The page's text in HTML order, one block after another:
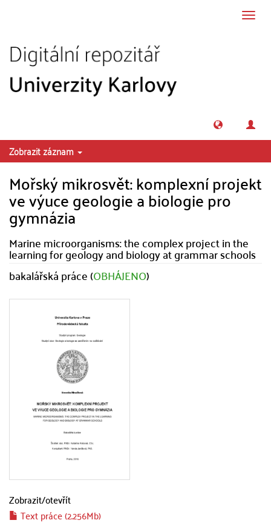
Zobrazit záznam
Mořský mikrosvět: komplexní projekt
ve výuce geologie a biologie pro
gymnázia
Marine microorganisms: the complex project in the
learning for geology and biology at grammar schools
bakalářská práce (OBHÁJENO)
Zobrazit/otevřít
Text práce (2.256Mb)